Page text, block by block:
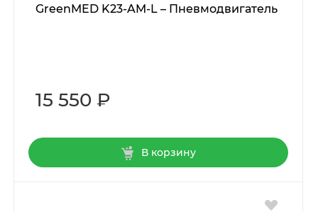
GreenMED K23-AM-L – Пневмодвигатель
15 550 ₽
В корзину